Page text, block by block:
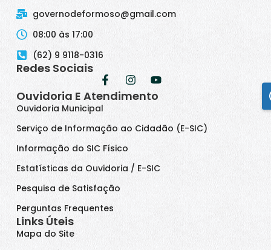
governodeformoso@gmail.com
08:00 às 17:00
(62) 9 9118-0316
Redes Sociais
Ouvidoria E Atendimento
Ouvidoria Municipal
Serviço de Informação ao Cidadão (E-SIC)
Informação do SIC Físico
Estatísticas da Ouvidoria / E-SIC
Pesquisa de Satisfação
Perguntas Frequentes
Links Úteis
Mapa do Site